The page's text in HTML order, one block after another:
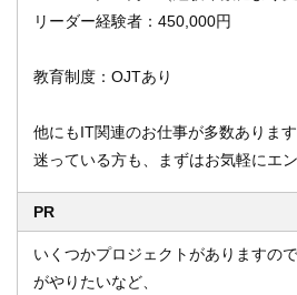
リーダー経験者：450,000円
教育制度：OJTあり
他にもIT関連のお仕事が多数あります
迷っている方も、まずはお気軽にエ
PR
いくつかプロジェクトがありますの
がやりたいなど、